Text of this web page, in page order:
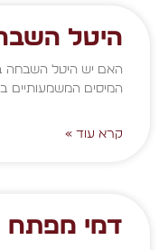
היטל
האם יש היטל השבחה
המיסים המשמעותיים
קרא עוד »
דמי מפתח